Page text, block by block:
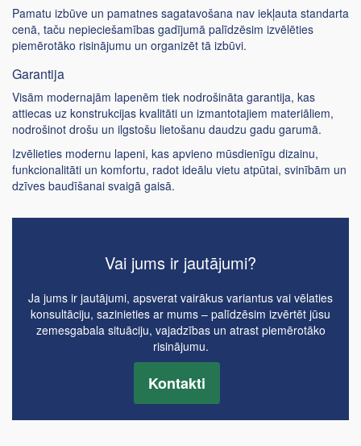
Pamatu izbūve un pamatnes sagatavošana nav iekļauta standarta
cenā, taču nepieciešamības gadījumā palīdzēsim izvēlēties
piemērotāko risinājumu un organizēt tā izbūvi.
Garantija
Visām modernajām lapenēm tiek nodrošināta garantija, kas
attiecas uz konstrukcijas kvalitāti un izmantotajiem materiāliem,
nodrošinot drošu un ilgstošu lietošanu daudzu gadu garumā.
Izvēlieties modernu lapeni, kas apvieno mūsdienīgu dizainu,
funkcionalitāti un komfortu, radot ideālu vietu atpūtai, svinībām un
dzīves baudīšanai svaigā gaisā.
Vai jums ir jautājumi?
Ja jums ir jautājumi, apsverat vairākus variantus vai vēlaties
konsultāciju, sazinieties ar mums – palīdzēsim izvērtēt jūsu
zemesgabala situāciju, vajadzības un atrast piemērotāko
risinājumu.
Kontakti